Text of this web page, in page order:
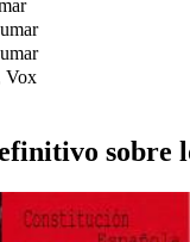
Vox
sobre